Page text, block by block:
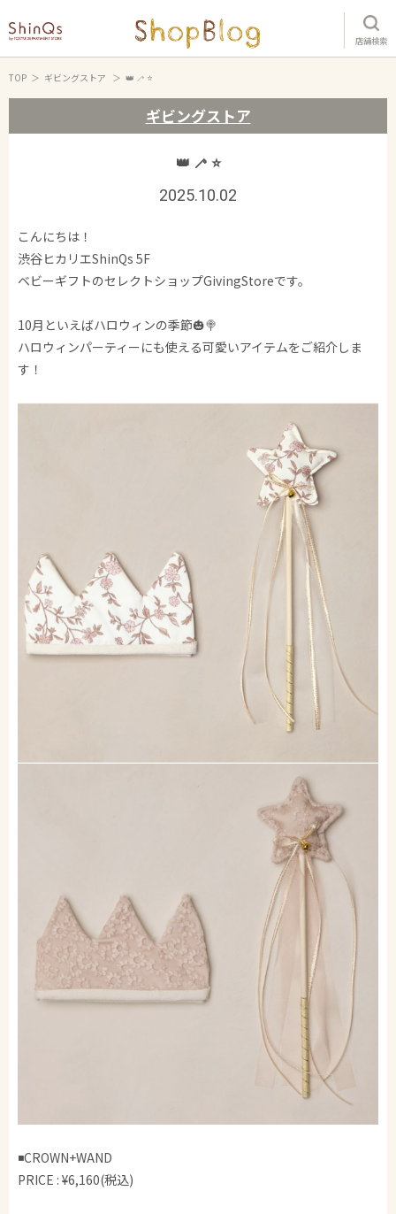
店舗検索
TOP ギビングストア 👑 🦯 ⭐️
ギビングストア
👑 🦯 ⭐️
2025.10.02
こんにちは！
渋谷ヒカリエShinQs 5F
ベビーギフトのセレクトショップGivingStoreです。
10月といえばハロウィンの季節🎃🍭
ハロウィンパーティーにも使える可愛いアイテムをご紹介しま
す！
◾️CROWN+WAND
PRICE : ¥6,160(税込)